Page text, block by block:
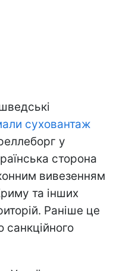
суховантаж
у
сторона
вивезенням
та інших
Раніше це
санкційного